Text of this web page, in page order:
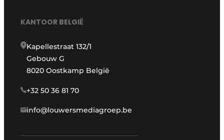
KANTOOR BELGIË
Kapellestraat 132/1
Gebouw G
8020 Oostkamp België
+32 50 36 81 70
info@louwersmediagroep.be